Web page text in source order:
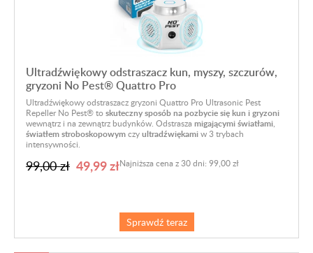
Ultradźwiękowy odstraszacz kun, myszy, szczurów,
gryzoni No Pest® Quattro Pro
Ultradźwiękowy odstraszacz gryzoni Quattro Pro Ultrasonic Pest
Repeller No Pest® toskuteczny sposób na pozbycie się kun i gryzoni
wewnątrz i na zewnątrz budynków. Odstrasza migającymi światłami
światłem stroboskopowymczyultradźwiękamiw 3 trybach
intensywności.
99,00 zł 49,99 złNajniższa cena z 30 dni: 99,00 zł
Sprawdź teraz